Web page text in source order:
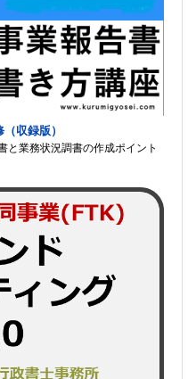
収録版）
業務状況調書の作成ポイント